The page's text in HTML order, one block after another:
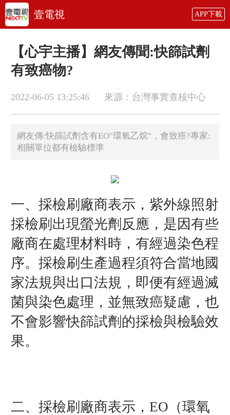
壹電視 APP下載
【心宇主播】網友傳聞:快篩試劑
有致癌物?
2022-06-05 13:25:46 來源：台灣事實查核中心
網友傳:快篩試劑含有EO"環氧乙烷"，會致癌?專家:
相關單位都有檢驗標準
一、採檢刷廠商表示，紫外線照射
採檢刷出現螢光劑反應，是因有些
廠商在處理材料時，有經過染色程
序。採檢刷生產過程須符合當地國
家法規與出口法規，即便有經過滅
菌與染色處理，並無致癌疑慮，也
不會影響快篩試劑的採檢與檢驗效
果。
二、採檢刷廠商表示，EO（環氧